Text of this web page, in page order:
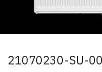
21070230-SU-